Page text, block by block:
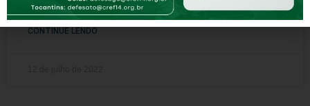
CONTINUE LENDO